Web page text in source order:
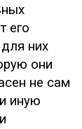
его
них
они
не сам
иную